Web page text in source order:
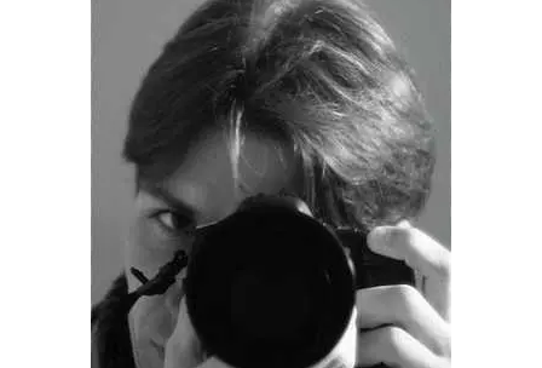
Paolo
Avanzi
Andrés
Avré
Elisabetta
Bacci